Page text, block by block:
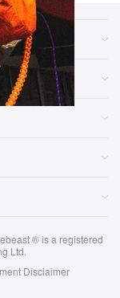
® is a registered
Ltd.
Disclaimer